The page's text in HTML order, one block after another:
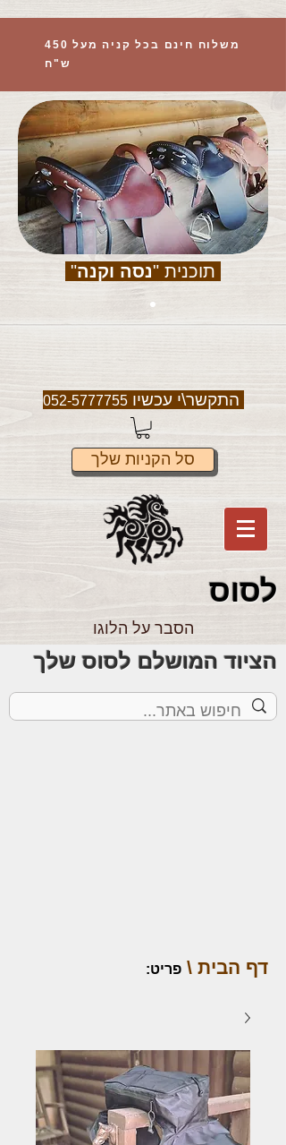
משלוח חינם בכל קניה מעל 450
ש"ח
תוכנית "נסה וקנה"
התקשר\י עכשיו052-5777755
סל הקניות שלך
לסוס
הסבר על הלוגו
הציוד המושלם לסוס שלך
דף הבית \ פריט: